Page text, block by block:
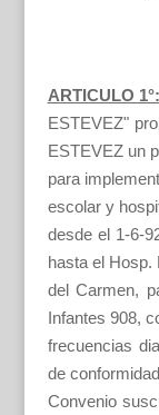
ARTICULO 1°:
ESTEVEZ"
ESTEVEZ un
para
escolar y
desde el 1-6-
hasta el Hosp.
del Carmen,
Infantes 908,
frecuencias
de
Convenio